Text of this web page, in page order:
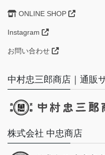
ONLINE SHOP
Instagram
お問い合わせ
中村忠三郎商店｜通販
株式会社 中忠商店